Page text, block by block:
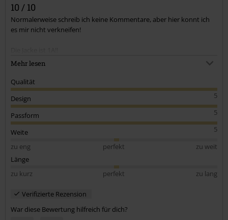
10 / 10
Normalerweise schreib ich keine Kommentare, aber hier konnt ich
es mir nicht verkneifen!
Vom Design, Wärme spenden bis hin zur Qualität...
Wurde tatsächlich meine neue Lieblingsjacke...
Passt mir sehr gut, liebe das Material und mir wird bei Wind und
Kälte (knappe 0 grad) nicht kalt!
Also zum fazit:
Mehr lesen
Qualität
5
Design
5
Passform
5
Weite
zu eng
perfekt
zu weit
Länge
zu kurz
perfekt zu lang
Verifizierte Rezension
War diese Bewertung hilfreich für dich?